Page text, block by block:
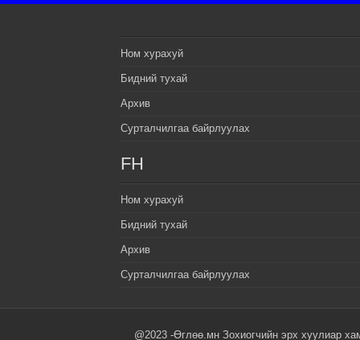
Ном хурахуй
Бидний тухай
Архив
Сурталчилгаа байрлуулах
FH
Ном хурахуй
Бидний тухай
Архив
Сурталчилгаа байрлуулах
@2023 -Өглөө.мн Зохиогчийн эрх хуулиар